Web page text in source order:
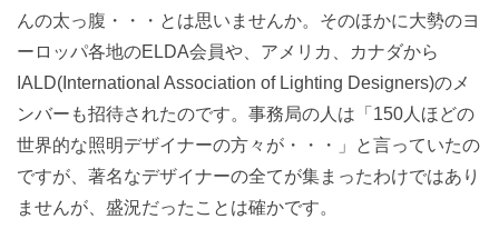
んの太っ腹・・・とは思いませんか。そのほかに大勢のヨ
ーロッパ各地のELDA会員や、アメリカ、カナダから
IALD(International Association of Lighting Designers)のメ
ンバーも招待されたのです。事務局の人は「150人ほどの
世界的な照明デザイナーの方々が・・・」と言っていたの
ですが、著名なデザイナーの全てが集まったわけではあり
ませんが、盛況だったことは確かです。